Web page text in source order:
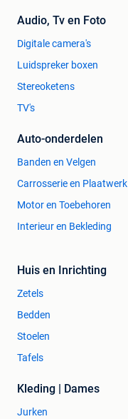
Audio, Tv en Foto
Digitale camera's
Luidspreker boxen
Stereoketens
TV's
Auto-onderdelen
Banden en Velgen
Carrosserie en Plaatwerk
Motor en Toebehoren
Interieur en Bekleding
Huis en Inrichting
Zetels
Bedden
Stoelen
Tafels
Kleding | Dames
Jurken